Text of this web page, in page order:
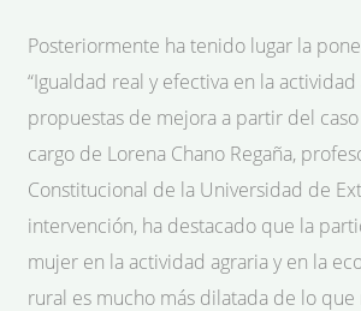
Posteriormente ha tenido lugar la
“Igualdad real y efectiva en la actividad
propuestas de mejora a partir del caso
cargo de Lorena Chano Regaña,
Constitucional de la Universidad de
intervención, ha destacado que la
mujer en la actividad agraria y en la
rural es mucho más dilatada de lo